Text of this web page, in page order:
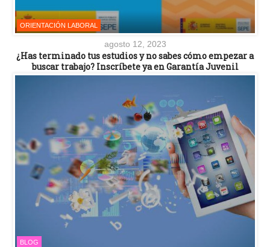
ORIENTACIÓN LABORAL
agosto 12, 2023
¿Has terminado tus estudios y no sabes cómo empezar a
buscar trabajo? Inscríbete ya en Garantía Juvenil
BLOG